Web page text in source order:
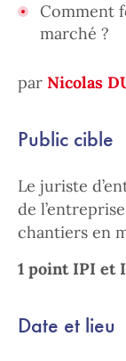
Comment
marché ?
par Nicolas
Public cible
Le juriste
de
chantiers en
1 point IPI et
Date et lieu